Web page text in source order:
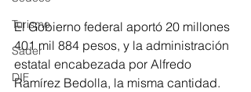
Turismo
Sader
DIF
El Gobierno federal aportó 20 millones
401 mil 884 pesos, y la administración
estatal encabezada por Alfredo
Ramírez Bedolla, la misma cantidad.